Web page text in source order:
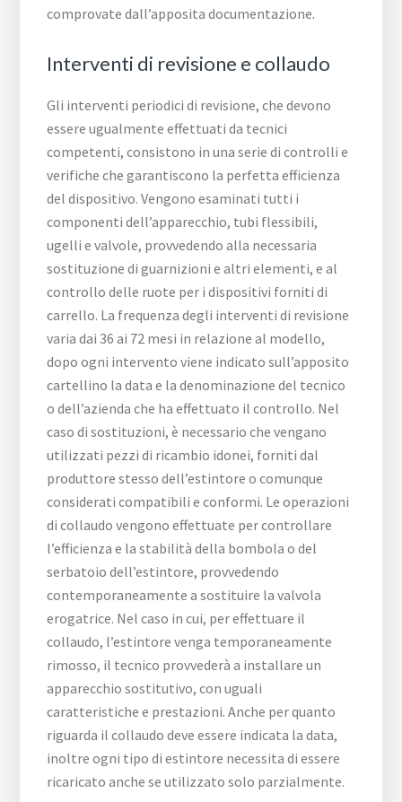
comprovate dall’apposita documentazione.
Interventi di revisione e collaudo
Gli interventi periodici di revisione, che devono
essere ugualmente effettuati da tecnici
competenti, consistono in una serie di controlli e
verifiche che garantiscono la perfetta efficienza
del dispositivo. Vengono esaminati tutti i
componenti dell’apparecchio, tubi flessibili,
ugelli e valvole, provvedendo alla necessaria
sostituzione di guarnizioni e altri elementi, e al
controllo delle ruote per i dispositivi forniti di
carrello. La frequenza degli interventi di revisione
varia dai 36 ai 72 mesi in relazione al modello,
dopo ogni intervento viene indicato sull’apposito
cartellino la data e la denominazione del tecnico
o dell’azienda che ha effettuato il controllo. Nel
caso di sostituzioni, è necessario che vengano
utilizzati pezzi di ricambio idonei, forniti dal
produttore stesso dell’estintore o comunque
considerati compatibili e conformi. Le operazioni
di collaudo vengono effettuate per controllare
l’efficienza e la stabilità della bombola o del
serbatoio dell’estintore, provvedendo
contemporaneamente a sostituire la valvola
erogatrice. Nel caso in cui, per effettuare il
collaudo, l’estintore venga temporaneamente
rimosso, il tecnico provvederà a installare un
apparecchio sostitutivo, con uguali
caratteristiche e prestazioni. Anche per quanto
riguarda il collaudo deve essere indicata la data,
inoltre ogni tipo di estintore necessita di essere
ricaricato anche se utilizzato solo parzialmente.